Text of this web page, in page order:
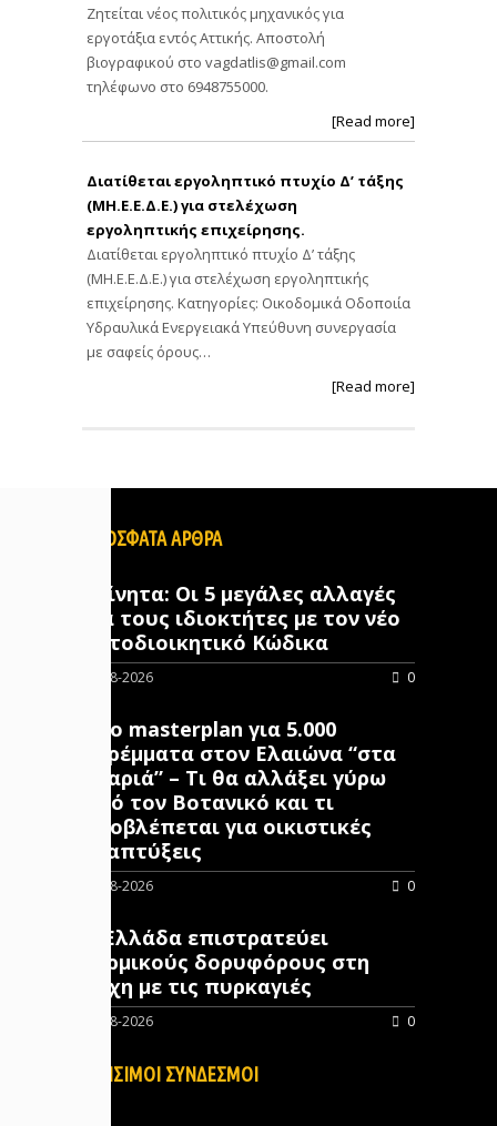
Ζητείται νέος πολιτικός μηχανικός για
εργοτάξια εντός Αττικής. Αποστολή
βιογραφικού στο vagdatlis@gmail.com
τηλέφωνο στο 6948755000.
[Read more]
Διατίθεται εργοληπτικό πτυχίο Δ’ τάξης
(ΜΗ.Ε.Ε.Δ.Ε.) για στελέχωση
εργοληπτικής επιχείρησης.
Διατίθεται εργοληπτικό πτυχίο Δ’ τάξης
(ΜΗ.Ε.Ε.Δ.Ε.) για στελέχωση εργοληπτικής
επιχείρησης. Κατηγορίες: Οικοδομικά Οδοποιία
Υδραυλικά Ενεργειακά Υπεύθυνη συνεργασία
με σαφείς όρους…
[Read more]
ΠΡΟΣΦΑΤΑ ΑΡΘΡΑ
Ακίνητα: Οι 5 μεγάλες αλλαγές
για τους ιδιοκτήτες με τον νέο
Αυτοδιοικητικό Κώδικα
05-08-2026 0
Νέο masterplan για 5.000
στρέμματα στον Ελαιώνα “στα
σκαριά” – Τι θα αλλάξει γύρω
από τον Βοτανικό και τι
προβλέπεται για οικιστικές
αναπτύξεις
05-08-2026 0
Η Ελλάδα επιστρατεύει
θερμικούς δορυφόρους στη
μάχη με τις πυρκαγιές
05-08-2026 0
ΧΡΗΣΙΜΟΙ ΣΥΝΔΕΣΜΟΙ